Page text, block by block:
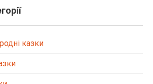
казки